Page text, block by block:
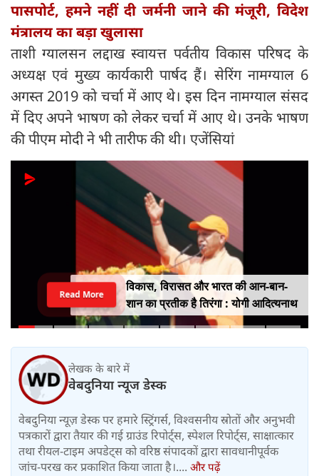
पासपोर्ट, हमने नहीं दी जर्मनी जाने की मंजूरी, विदेश
मंत्रालय का बड़ा खुलासा
ताशी ग्यालसन लद्दाख स्वायत्त पर्वतीय विकास परिषद के
अध्यक्ष एवं मुख्य कार्यकारी पार्षद हैं। सेरिंग नामग्याल 6
अगस्त 2019 को चर्चा में आए थे। इस दिन नामग्याल संसद
में दिए अपने भाषण को लेकर चर्चा में आए थे। उनके भाषण
की पीएम मोदी ने भी तारीफ की थी। एजेंसियां
विकास, विरासत और भारत की आन-बान-
शान का प्रतीक है तिरंगा : योगी आदित्यनाथ
Read More
लेखक के बारे में
वेबदुनिया न्यूज डेस्क
वेबदुनिया न्यूज़ डेस्क पर हमारे स्ट्रिंगर्स, विश्वसनीय स्रोतों और अनुभवी
पत्रकारों द्वारा तैयार की गई ग्राउंड रिपोर्ट्स, स्पेशल रिपोर्ट्स, साक्षात्कार
तथा रीयल-टाइम अपडेट्स को वरिष्ठ संपादकों द्वारा सावधानीपूर्वक
जांच-परख कर प्रकाशित किया जाता है।.... और पढ़ें